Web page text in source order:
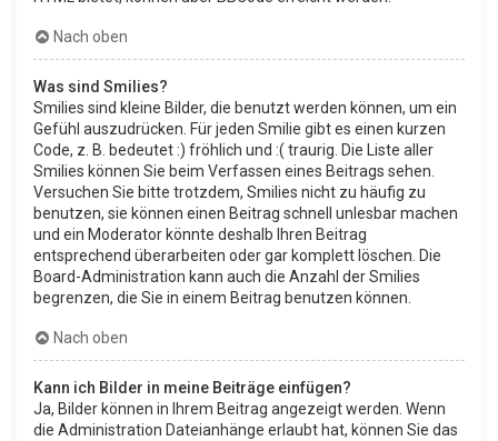
Nach oben
Was sind Smilies?
Smilies sind kleine Bilder, die benutzt werden können, um ein
Gefühl auszudrücken. Für jeden Smilie gibt es einen kurzen
Code, z. B. bedeutet :) fröhlich und :( traurig. Die Liste aller
Smilies können Sie beim Verfassen eines Beitrags sehen.
Versuchen Sie bitte trotzdem, Smilies nicht zu häufig zu
benutzen, sie können einen Beitrag schnell unlesbar machen
und ein Moderator könnte deshalb Ihren Beitrag
entsprechend überarbeiten oder gar komplett löschen. Die
Board-Administration kann auch die Anzahl der Smilies
begrenzen, die Sie in einem Beitrag benutzen können.
Nach oben
Kann ich Bilder in meine Beiträge einfügen?
Ja, Bilder können in Ihrem Beitrag angezeigt werden. Wenn
die Administration Dateianhänge erlaubt hat, können Sie das